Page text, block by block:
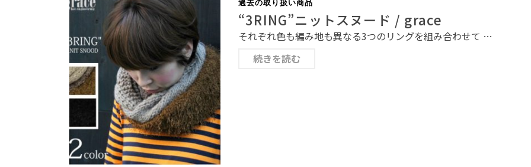
過去の取り扱い商品
“3RING”ニットスヌード / grace
それぞれ色も編み地も異なる3つのリングを組み合わせて …
続きを読む